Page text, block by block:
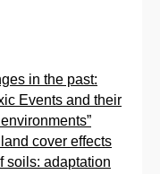
in the past:
Events and their
cover effects
soils: adaptation